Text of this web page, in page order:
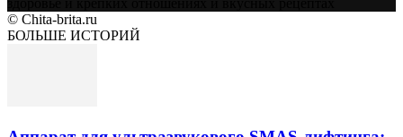
© Chita-brita.ru
БОЛЬШЕ ИСТОРИЙ